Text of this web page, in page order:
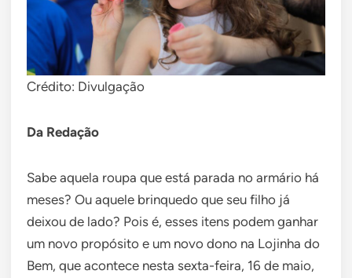
Crédito: Divulgação
Da Redação
Sabe aquela roupa que está parada no armário há
meses? Ou aquele brinquedo que seu filho já
deixou de lado? Pois é, esses itens podem ganhar
um novo propósito e um novo dono na Lojinha do
Bem, que acontece nesta sexta-feira, 16 de maio,